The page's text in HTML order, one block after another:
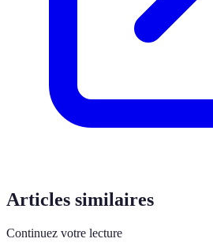
Articles similaires
Continuez votre lecture